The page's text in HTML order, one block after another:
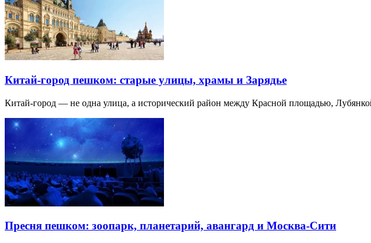
Китай-город пешком: старые улицы, храмы и Зарядье
Китай-город — не одна улица, а исторический район между Красной площадью,
Пресня пешком: зоопарк, планетарий, авангард и Москва-Сити